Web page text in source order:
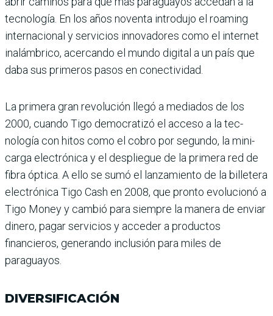
tecno­logía. En los años noventa introdujo el roaming
inter­nacional y servicios inno­vadores como el internet
inalámbrico, acercando el mundo digital a un país que
daba sus primeros pasos en conectividad.
La primera gran revolu­ción llegó a mediados de los
2000, cuando Tigo demo­cratizó el acceso a la tec­
nología con hitos como el cobro por segundo, la mini­
carga electrónica y el des­pliegue de la primera red de
fibra óptica. A ello se sumó el lanzamiento de la bille­tera
electrónica Tigo Cash en 2008, que pronto evolu­cionó a
Tigo Money y cam­bió para siempre la manera de enviar
dinero, pagar ser­vicios y acceder a produc­tos
financieros, generando inclusión para miles de
paraguayos.
DIVERSIFICACIÓN